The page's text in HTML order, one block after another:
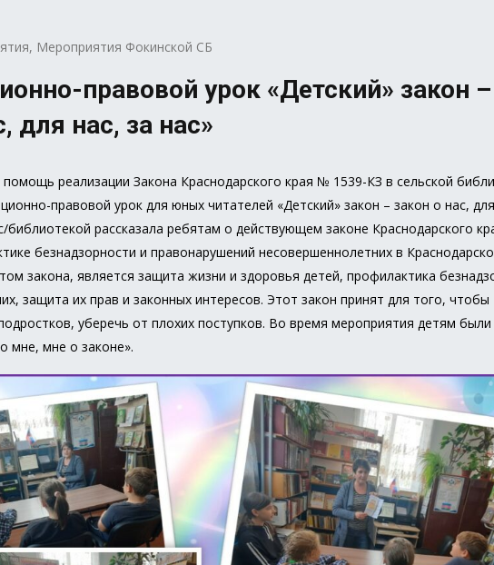
, Мероприятия Фокинской СБ
правовой урок «Детский» закон –
для нас, за нас»
реализации Закона Краснодарского края № 1539-КЗ в сельской
правовой урок для юных читателей «Детский» закон – закон о нас,
библиотекой рассказала ребятам о действующем законе Краснодарского
безнадзорности и правонарушений несовершеннолетних в
закона, является защита жизни и здоровья детей, профилактика
защита их прав и законных интересов. Этот закон принят для того, чтобы
уберечь от плохих поступков. Во время мероприятия детям
мне, мне о законе».